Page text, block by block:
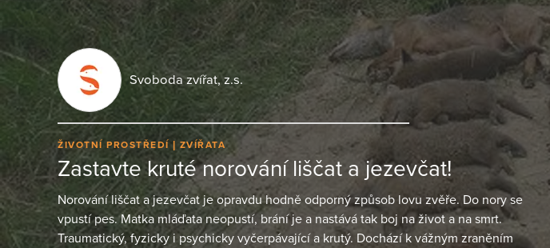
Svoboda zvířat, z.s.
ŽIVOTNÍ PROSTŘEDÍ ZVÍŘATA
Zastavte kruté norování liščat a jezevčat!
Norování liščat a jezevčat je opravdu hodně odporný způsob lovu zvěře. Do nory se
vpustí pes. Matka mláďata neopustí, brání je a nastává tak boj na život a na smrt.
Traumatický, fyzicky i psychicky vyčerpávající a krutý. Dochází k vážným zraněním